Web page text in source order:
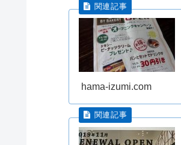
hama-izumi.com